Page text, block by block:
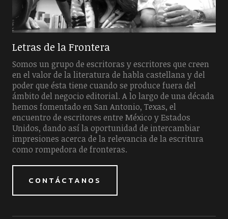
Letras de la Frontera
Somos un grupo de escritoras y escritores que creen
en el valor de la literatura de habla castellana y del
poder que ésta tiene cuando se produce fuera del
ámbito del negocio editorial. A lo largo de una década
hemos fomentado en San Antonio, Texas, el
encuentro de escritores entre México y Estados
Unidos, dando así la oportunidad de intercambiar
impresiones acerca de la relevancia de la escritura
como rompedora de fronteras.
CONTÁCTANOS